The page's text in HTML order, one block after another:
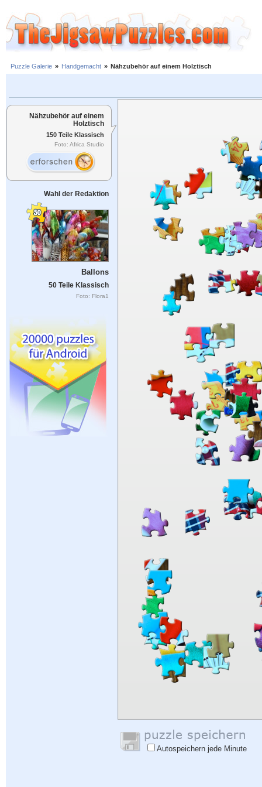
Puzzle Galerie » Handgemacht » Nähzubehör auf einem Holztisch
Nähzubehör auf einem
Holztisch
150 Teile Klassisch
Foto: Africa Studio
Wahl der Redaktion
Ballons
50 Teile Klassisch
Foto: Flora1
Autospeichern jede Minute